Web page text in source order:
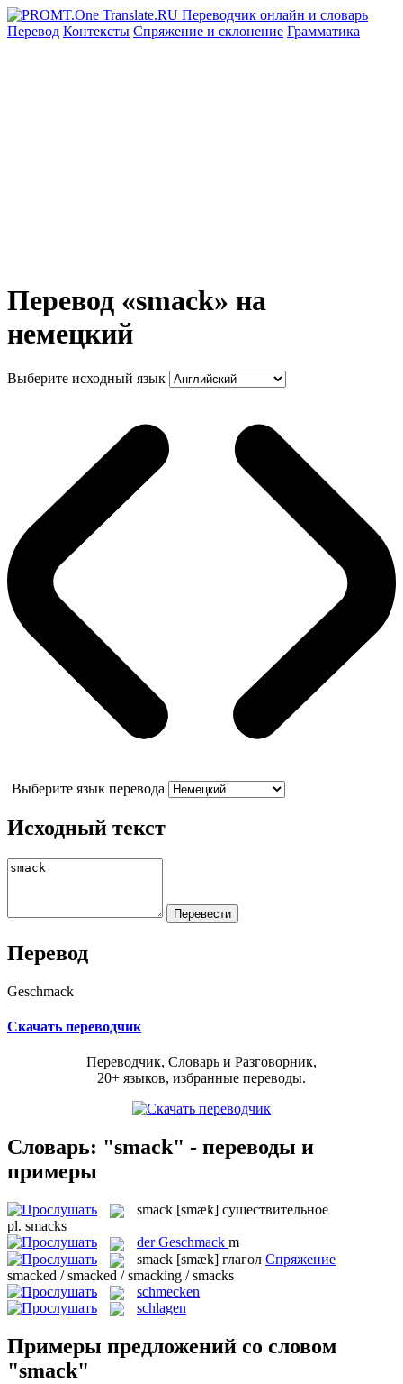
Перевод Контексты Спряжение и склонение Грамматика
Перевод «smack» на
немецкий
Выберите исходный язык
Выберите язык перевода
Исходный текст
Перевод
Geschmack
Скачать переводчик
Переводчик, Словарь и Разговорник,
20+ языков, избранные переводы.
Словарь: "smack" - переводы и
примеры
smack [smæk] существительное
pl. smacks
derGeschmack m
smack [smæk] глагол Спряжение
smacked / smacked / smacking / smacks
schmecken
schlagen
Примеры предложений со словом
"smack"